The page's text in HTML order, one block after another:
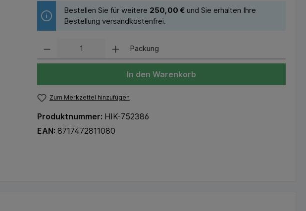
Bestellen Sie für weitere 250,00 €und Sie erhalten Ihre
Bestellung versandkostenfrei.
Packung
In den Warenkorb
Zum Merkzettel hinzufügen
Produktnummer: HIK-752386
EAN: 8717472811080